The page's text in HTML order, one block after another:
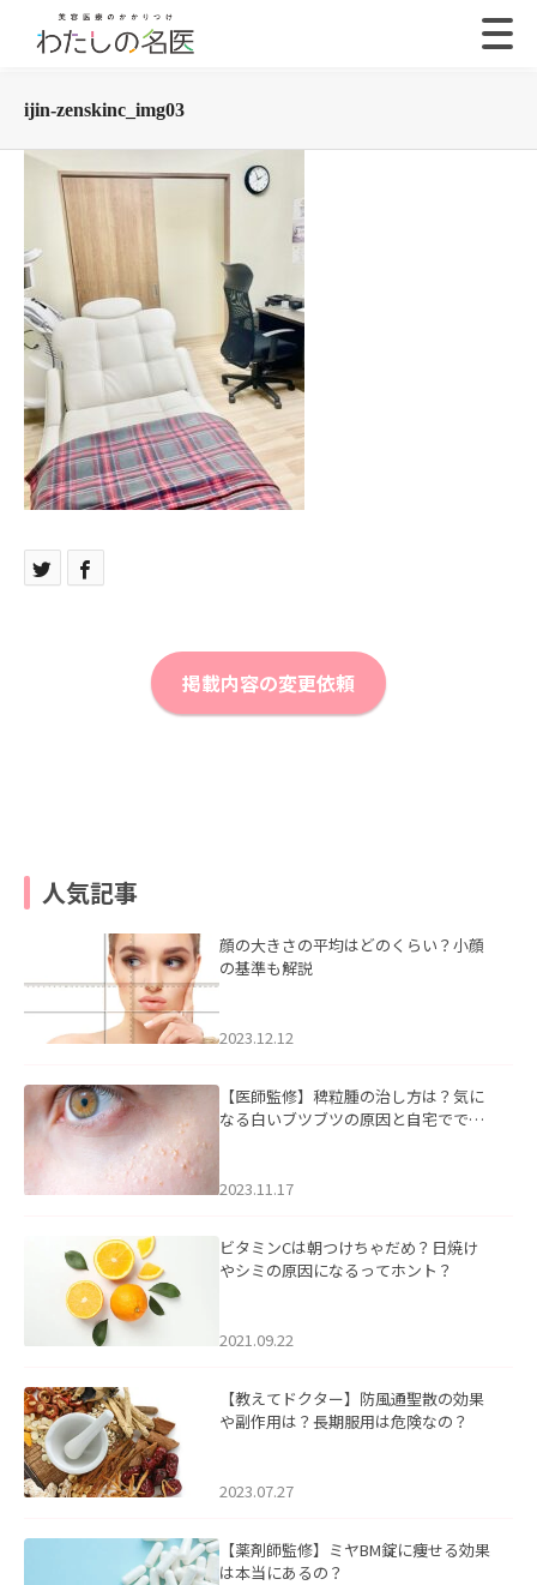
ijin-zenskinc_img03
掲載内容の変更依頼
人気記事
顔の大きさの平均はどのくらい？小顔
の基準も解説
2023.12.12
【医師監修】稗粒腫の治し方は？気に
なる白いブツブツの原因と自宅ででき
2023.11.17
ビタミンCは朝つけちゃだめ？日焼け
やシミの原因になるってホント？
2021.09.22
【教えてドクター】防風通聖散の効果
や副作用は？長期服用は危険なの？
2023.07.27
【薬剤師監修】ミヤBM錠に痩せる効果
は本当にあるの？